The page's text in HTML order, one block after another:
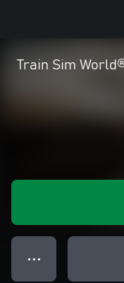
Train Sim
● ● ●